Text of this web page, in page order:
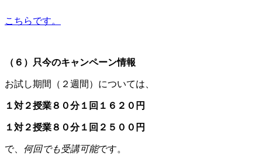
こちらです。
（６）只今のキャンペーン情報
お試し期間（２週間）については、
１対２授業８０分１回１６２０円
１対２授業８０分１回２５００円
で、 何回でも受講可能です。